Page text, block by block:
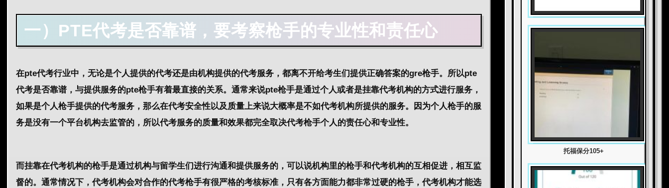
一）PTE代考是否靠谱，要考察枪手的专业性和责任心
在pte代考行业中，无论是个人提供的代考还是由机构提供的代考服务，都离不开给考生们提供正确答案的gre枪手。所以pte
代考是否靠谱，与提供服务的pte枪手有着最直接的关系。通常来说pte枪手是通过个人或者是挂靠代考机构的方式进行服务，
如果是个人枪手提供的代考服务，那么在代考安全性以及质量上来说大概率是不如代考机构所提供的服务。因为个人枪手的服
务是没有一个平台机构去监管的，所以代考服务的质量和效果都完全取决代考枪手个人的责任心和专业性。
而挂靠在代考机构的枪手是通过机构与留学生们进行沟通和提供服务的，可以说机构里的枪手和代考机构的互相促进，相互监
督的。通常情况下，代考机构会对合作的代考枪手有很严格的考核标准，只有各方面能力都非常过硬的枪手，代考机构才能选
托福保分105+